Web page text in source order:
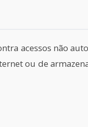
acessos não
ou de